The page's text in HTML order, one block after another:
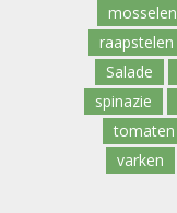
mosselen
raapstelen
Salade
spinazie
tomaten
varken